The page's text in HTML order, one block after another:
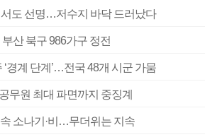
서도 선명…저수지 바닥 드러났다
산 북구 986가구 정전
‘경계 단계’…전국 48개 시군 가뭄
무원 최대 파면까지 중징계
속 소나기·비…무더위는 지속